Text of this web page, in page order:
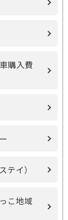
購入費
イ）
こ地域